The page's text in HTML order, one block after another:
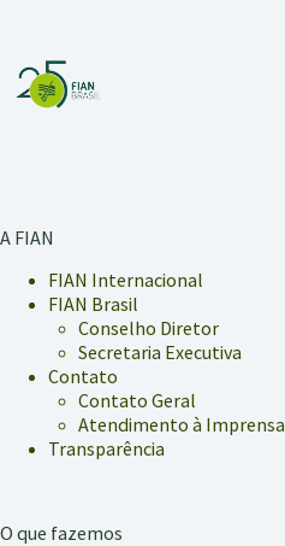
A FIAN
FIAN Internacional
FIAN Brasil
Conselho Diretor
Secretaria Executiva
Contato
Contato Geral
Atendimento à Imprensa
Transparência
O que fazemos